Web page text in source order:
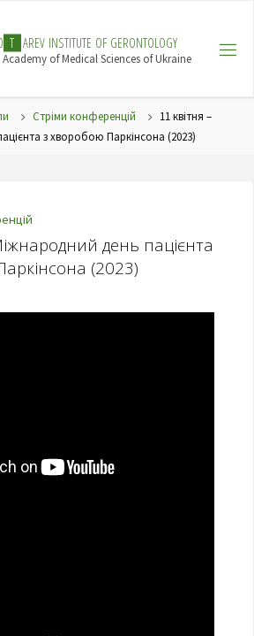
T AREV INSTITUTE OF GERONTOL OGY
of Medical Sciences of Ukraine
Стріми конференцій
11 квітня –
з хворобою Паркінсона (2023)
день пацієнта
(2023)